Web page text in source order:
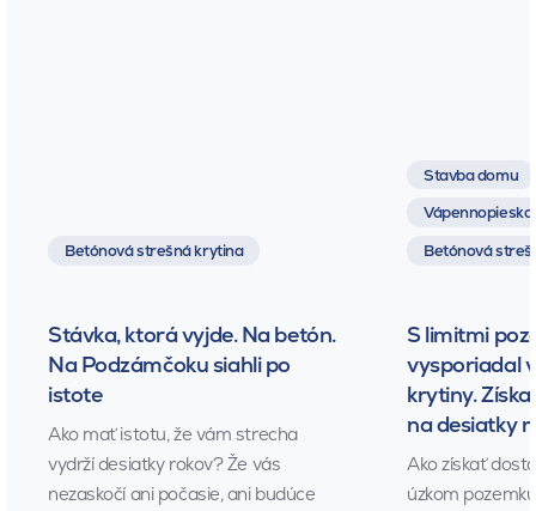
Betónová strešná krytina
Stávka, ktorá vyjde. Na betón.
Na Podzámčoku siahli po
istote
Ako mať istotu, že vám strecha
vydrží desiatky rokov? Že vás
nezaskočí ani počasie, ani budúce
Stavba domu
Betónová
S limitmi
vysporiadal
krytiny.
na desiatky
Ako získať
úzkom